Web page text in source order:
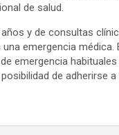
de salud.
y de consultas
emergencia médica.
emergencia habituales
de adherirse a